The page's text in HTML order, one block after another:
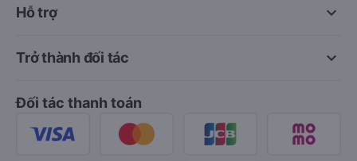
keyboard_arrow_down
Hỗ trợ
keyboard_arrow_down
Trở thành đối tác
Đối tác thanh toán